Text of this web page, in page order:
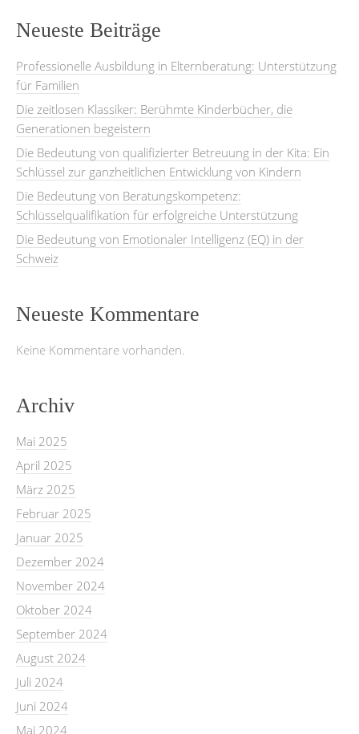
Neueste Beiträge
Professionelle Ausbildung in Elternberatung: Unterstützung
für Familien
Die zeitlosen Klassiker: Berühmte Kinderbücher, die
Generationen begeistern
Die Bedeutung von qualifizierter Betreuung in der Kita: Ein
Schlüssel zur ganzheitlichen Entwicklung von Kindern
Die Bedeutung von Beratungskompetenz:
Schlüsselqualifikation für erfolgreiche Unterstützung
Die Bedeutung von Emotionaler Intelligenz (EQ) in der
Schweiz
Neueste Kommentare
Keine Kommentare vorhanden.
Archiv
Mai 2025
April 2025
März 2025
Februar 2025
Januar 2025
Dezember 2024
November 2024
Oktober 2024
September 2024
August 2024
Juli 2024
Juni 2024
Mai 2024